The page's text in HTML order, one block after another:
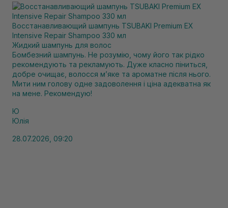
Восстанавливающий шампунь TSUBAKI Premium EX
Intensive Repair Shampoo 330 мл
Жидкий шампунь для волос
Бомбезний шампунь. Не розумію, чому його так рідко
рекомендують та рекламують. Дуже класно піниться,
добре очищає, волосся мʼяке та ароматне після нього.
Мити ним голову одне задоволення і ціна адекватна як
на мене. Рекомендую!
Ю
Юлія
28.07.2026, 09:20